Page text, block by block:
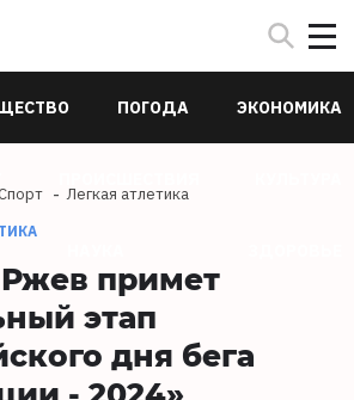
ПОГОДА ЭКОНОМИКА
Легкая атлетика
примет
этап
дня бега